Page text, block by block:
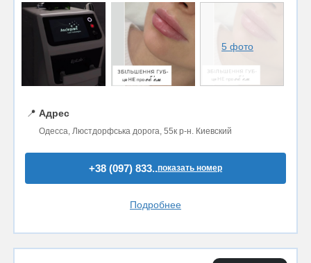
5 фото
📍 Адрес
Одесса, Люстдорфська дорога, 55к р-н. Киевский
+38 (097) 833..показать номер
Подробнее